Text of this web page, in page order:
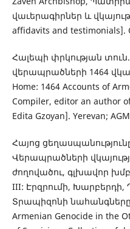
վաւերագիրներ և
affidavits and testimonials].
Հալեպի փրկության
վերապրածների 1464
Home: 1464 Accounts of
Compiler, editor an author
Edita Gzoyan]. Yerevan;
Հայոց
Վերապրածների
ժողովածու, գլխավոր
III: Էրզրումի,
Տրապիզոնի
Armenian Genocide in the